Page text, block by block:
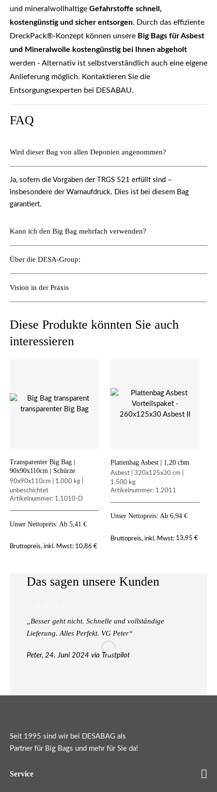
und mineralwollhaltige Gefahrstoffe schnell,
kostengünstig und sicher entsorgen. Durch das effiziente
DreckPack®-Konzept können unsere Big Bags für Asbest
und Mineralwolle kostengünstig bei Ihnen abgeholt
werden - Alternativ ist selbstverständlich auch eine eigene
Anlieferung möglich. Kontaktieren Sie die
Entsorgungsexperten bei DESABAU.
FAQ
Wird dieser Bag von allen Deponien angenommen?
Ja, sofern die Vorgaben der TRGS 521 erfüllt sind –
insbesondere der Warnaufdruck. Dies ist bei diesem Bag
garantiert.
Kann ich den Big Bag mehrfach verwenden?
Über die DESA-Group:
Vision in der Praxis
Diese Produkte könnten Sie auch
interessieren
Transparenter Big Bag |
90x90x110cm | Schürze
90x90x110cm | 1.000 kg |
unbeschichtet
Artikelnummer: 1.1010-D
Unser Nettopreis: Ab 5,41 €
Bruttopreis, inkl. Mwst: 10,86 €
Plattenbag Asbest | 1,20 cbm
Asbest | 320x125x30 cm |
1.500 kg
Artikelnummer: 1.2011
Unser Nettopreis: Ab 6,94 €
Bruttopreis, inkl. Mwst: 13,95 €
Das sagen unsere Kunden
„Besser geht nicht. Schnelle und vollständige
Lieferung. Alles Perfekt. VG Peter“
Peter, 24. Juni 2024 via Trustpilot
Seit 1995 sind wir bei DESABAG als
Partner für Big Bags und mehr für Sie da!
Service